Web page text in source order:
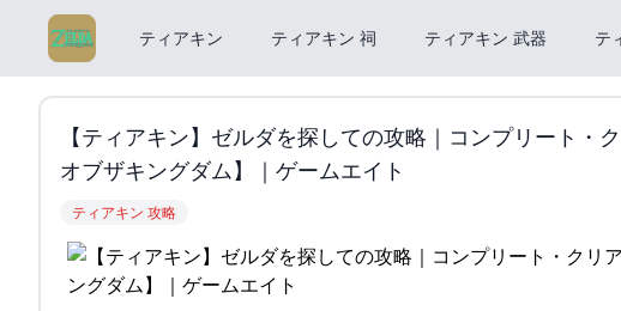
ティアキン ティアキン 祠 ティアキン 武器 テ
【ティアキン】ゼルダを探しての攻略｜コンプリート
オブザキングダム】｜ゲームエイト
ティアキン 攻略